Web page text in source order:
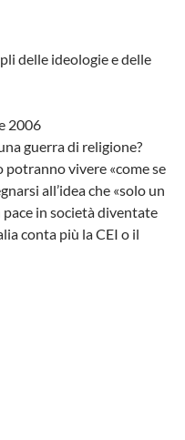
delle ideologie e delle
2006
guerra di religione?
vivere «come se
all’idea che «solo un
pace in società diventate
conta più la CEI o il